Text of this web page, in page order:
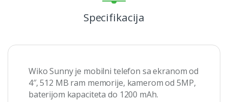
Specifikacija
Wiko Sunny je mobilni telefon sa ekranom od
4″, 512 MB ram memorije, kamerom od 5MP,
baterijom kapaciteta do 1200 mAh.